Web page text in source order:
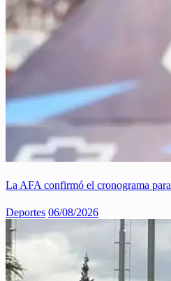
La AFA confirmó el cronograma para
Deportes 06/08/2026